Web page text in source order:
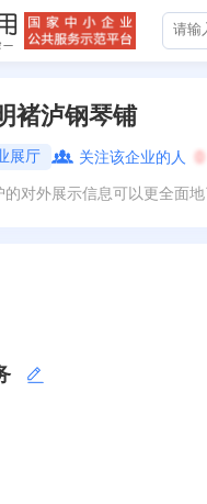
褚泸钢琴铺
展厅 关注该企业的人 0
对外展示信息可以更全面